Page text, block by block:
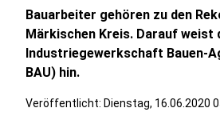
Bauarbeiter gehören zu den
Märkischen Kreis. Darauf weist
Industriegewerkschaft Bauen-
BAU) hin.
Veröffentlicht: Dienstag, 16.06.2020